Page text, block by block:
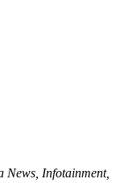
News, Infotainment,